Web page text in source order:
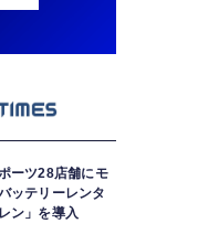
ーツ28店舗にモ
ッテリーレンタ
ン」を導入